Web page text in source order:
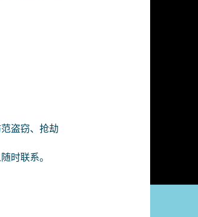
盗窃、抢劫
时联系。